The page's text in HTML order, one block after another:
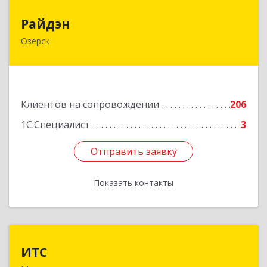
Райдэн
Озерск
Клиентов на сопровождении
206
1С:Специалист
3
Отправить заявку
Показать контакты
456783, Челябинская обл, Озерск г, Ленина пр-
Отправить заявку
Назад
ИТС